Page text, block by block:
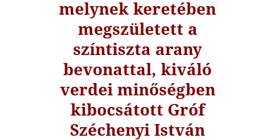
melynek keretében
megszületett a
színtiszta arany
bevonattal, kiváló
verdei minőségben
kibocsátott Gróf
Széchenyi István